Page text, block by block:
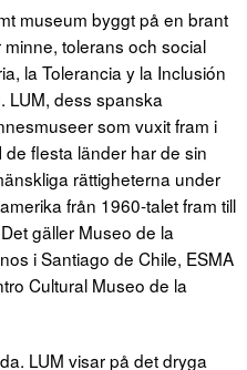
museum byggt på en brant
tolerans och social
la Tolerancia y la Inclusión
LUM, dess spanska
som vuxit fram i
flesta länder har de sin
rättigheterna under
från 1960-talet fram till
gäller Museo de la
i Santiago de Chile, ESMA
Cultural Museo de la
LUM visar på det dryga